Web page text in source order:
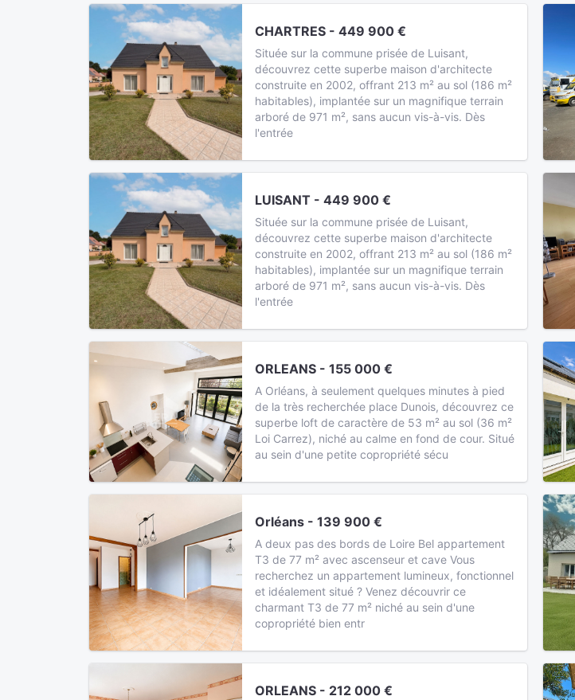
CHARTRES - 449 900 €
Située sur la commune prisée de Luisant,
découvrez cette superbe maison d'architecte
construite en 2002, offrant 213 m² au sol (186 m²
habitables), implantée sur un magnifique terrain
arboré de 971 m², sans aucun vis-à-vis. Dès
l'entrée
LUISANT - 449 900 €
Située sur la commune prisée de Luisant,
découvrez cette superbe maison d'architecte
construite en 2002, offrant 213 m² au sol (186 m²
habitables), implantée sur un magnifique terrain
arboré de 971 m², sans aucun vis-à-vis. Dès
l'entrée
ORLEANS - 155 000 €
A Orléans, à seulement quelques minutes à pied
de la très recherchée place Dunois, découvrez ce
superbe loft de caractère de 53 m² au sol (36 m²
Loi Carrez), niché au calme en fond de cour. Situé
au sein d'une petite copropriété sécu
Orléans - 139 900 €
A deux pas des bords de Loire Bel appartement
T3 de 77 m² avec ascenseur et cave Vous
recherchez un appartement lumineux, fonctionnel
et idéalement situé ? Venez découvrir ce
charmant T3 de 77 m² niché au sein d'une
copropriété bien entr
ORLEANS - 212 000 €